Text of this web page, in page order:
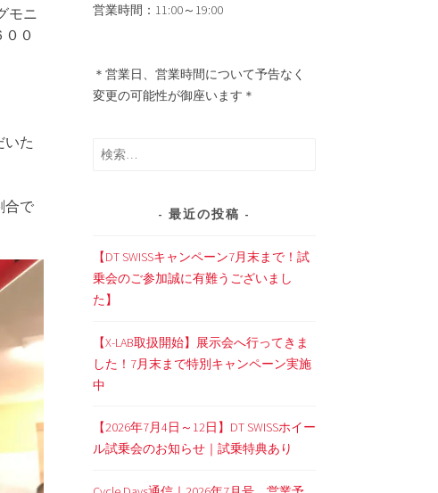
モニ
０
いた
合で
営業時間：11:00～19:00
＊営業日、営業時間について予告なく
変更の可能性が御座います＊
検
最近の投稿
【DT SWISSキャンペーン7月末まで！試
乗会のご参加誠に有難うございまし
た】
【X-LAB取扱開始】展示会へ行ってきま
した！7月末まで特別キャンペーン実施
中
【2026年7月4日～12日】DT SWISSホイー
ル試乗会のお知らせ｜試乗特典あり